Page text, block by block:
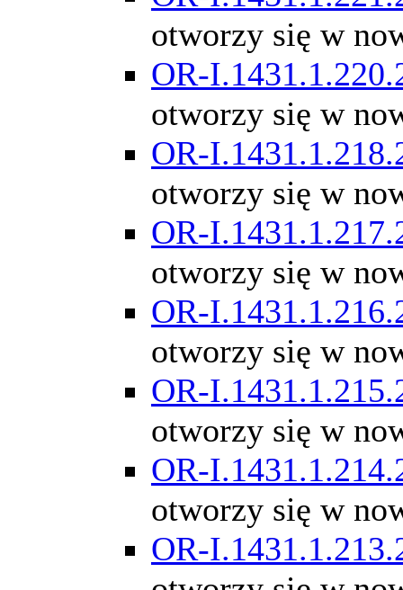
otworzy się w
OR-
otworzy się w
OR-
otworzy się w
OR-
otworzy się w
OR-
otworzy się w
OR-
otworzy się w
OR-
otworzy się w
OR-